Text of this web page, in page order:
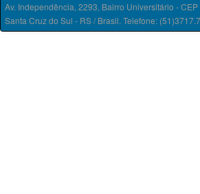
Av. Independência, 2293, Bairro Universitário -
Santa Cruz do Sul - RS / Brasil. Telefone: